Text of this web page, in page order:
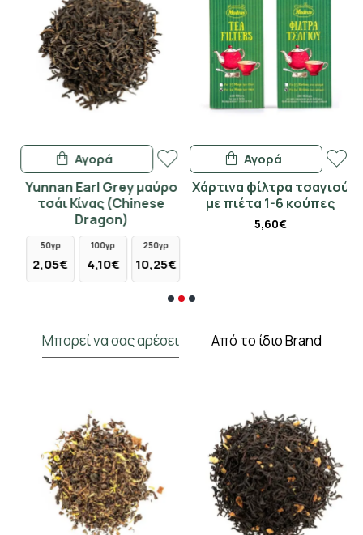
Yunnan Earl Grey μαύρο
τσάι Κίνας (Chinese
Dragon)
50γρ
2,05€
100γρ
4,10€
250γρ
10,25€
Αγορά
Χάρτινα φίλτρα τσαγιού
με πιέτα 1-6 κούπες
5,60€
Αγορά
Μπορεί να σας αρέσει Από το ίδιο Brand